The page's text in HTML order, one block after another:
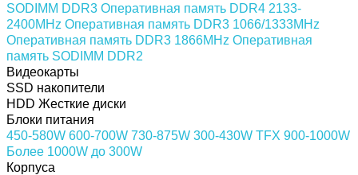
SODIMM DDR3 Оперативная память DDR4 2133-
2400MHz Оперативная память DDR3 1066/1333MHz
Оперативная память DDR3 1866MHz Оперативная
память SODIMM DDR2
Видеокарты
SSD накопители
HDD Жесткие диски
Блоки питания
450-580W 600-700W 730-875W 300-430W TFX 900-1000W
Более 1000W до 300W
Корпуса